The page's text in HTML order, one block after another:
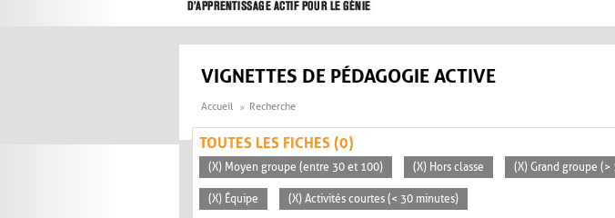
VIGNETTES DE PÉDAGOGIE ACTIVE
Accueil Recherche
TOUTES LES FICHES (0)
(X) Moyen groupe (entre 30 et 100) (X) Hors classe (X) Grand groupe (>
(X) Équipe (X) Activités courtes (< 30 minutes)